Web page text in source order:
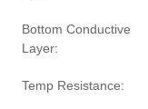
Bottom Conductive
Layer:
Temp Resistance: